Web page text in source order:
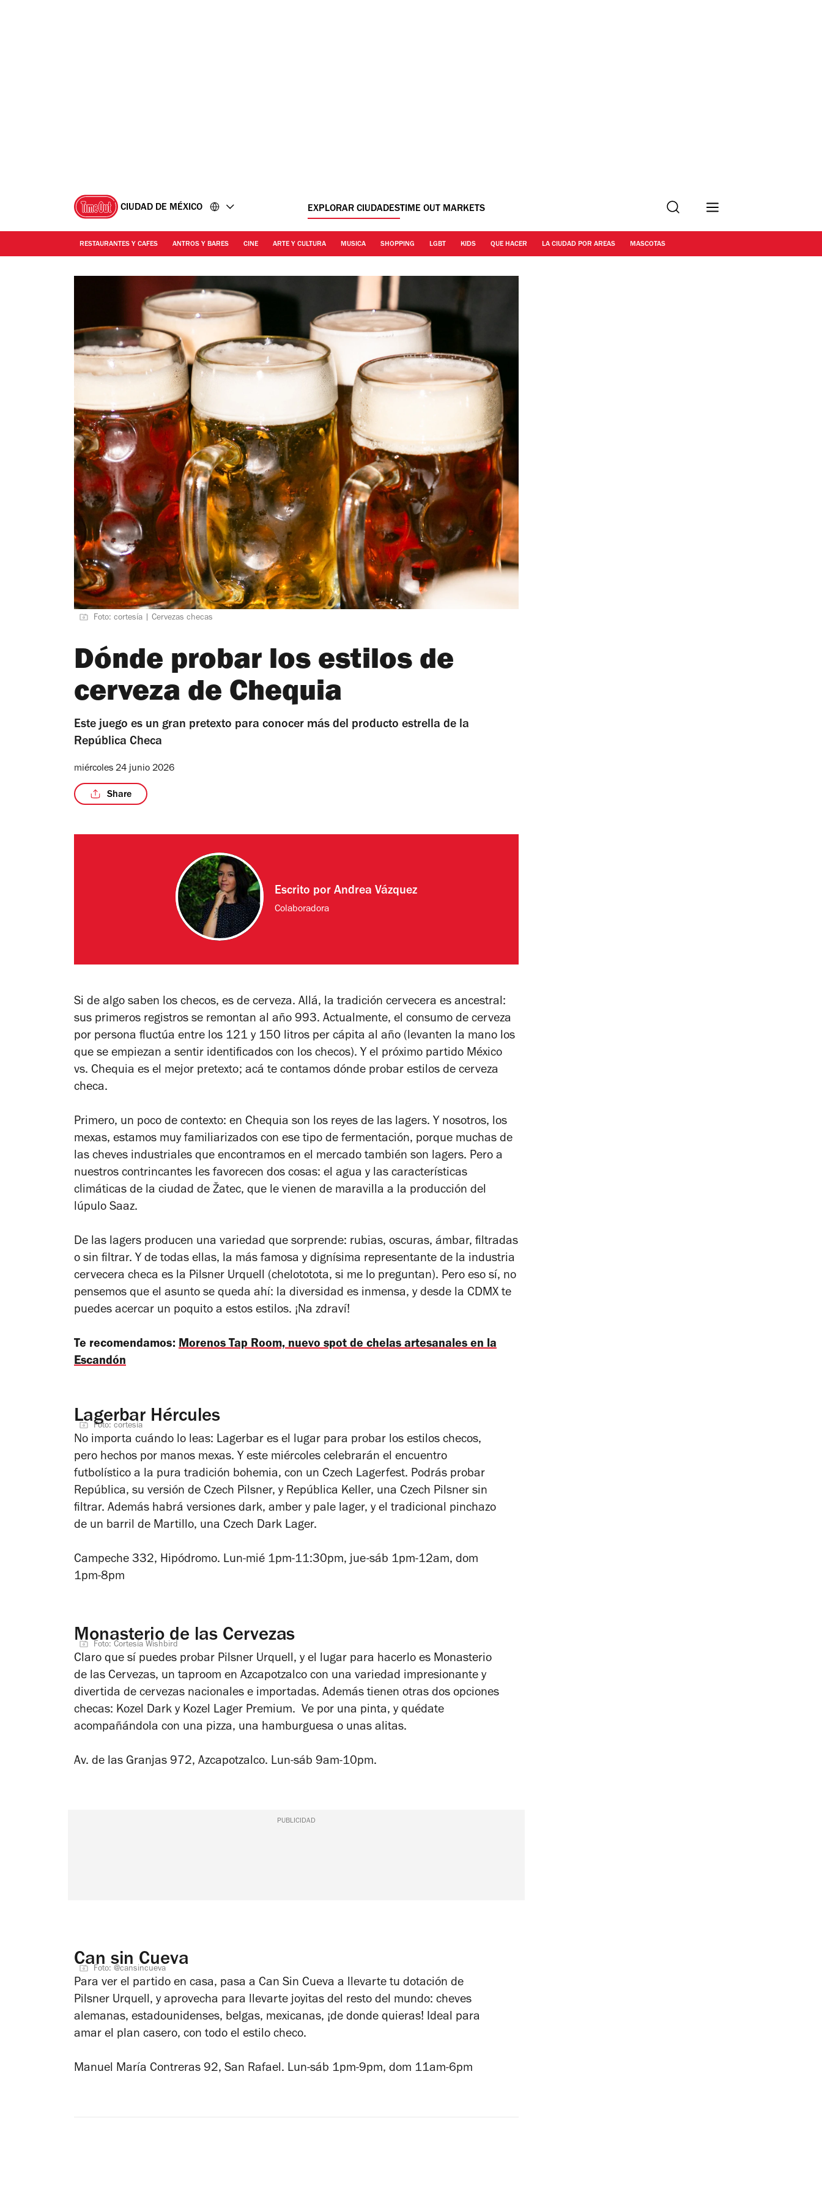
CIUDAD DE MÉXICO EXPLORAR CIUDADESTIME OUT MARKETS Buscar
RESTAURANTES Y CAFES ANTROS Y BARES CINE ARTE Y CULTURA MUSICA SHOPPING LGBT KIDS QUE HACER LA CIUDAD POR AREAS MASCOTAS
Foto: cortesía | Cervezas checas
Dónde probar los estilos de
cerveza de Chequia
Este juego es un gran pretexto para conocer más del producto estrella de la
República Checa
miércoles 24 junio 2026
Share
Escrito por Andrea Vázquez
Colaboradora
Si de algo saben los checos, es de cerveza. Allá, la tradición cervecera es ancestral:
sus primeros registros se remontan al año 993. Actualmente, el consumo de cerveza
por persona fluctúa entre los 121 y 150 litros per cápita al año (levanten la mano los
que se empiezan a sentir identificados con los checos). Y el próximo partido México
vs. Chequia es el mejor pretexto; acá te contamos dónde probar estilos de cerveza
checa.
Primero, un poco de contexto: en Chequia son los reyes de las lagers. Y nosotros, los
mexas, estamos muy familiarizados con ese tipo de fermentación, porque muchas de
las cheves industriales que encontramos en el mercado también son lagers. Pero a
nuestros contrincantes les favorecen dos cosas: el agua y las características
climáticas de la ciudad de Žatec, que le vienen de maravilla a la producción del
lúpulo Saaz.
De las lagers producen una variedad que sorprende: rubias, oscuras, ámbar, filtradas
o sin filtrar. Y de todas ellas, la más famosa y dignísima representante de la industria
cervecera checa es la Pilsner Urquell (chelototota, si me lo preguntan). Pero eso sí, no
pensemos que el asunto se queda ahí: la diversidad es inmensa, y desde la CDMX te
puedes acercar un poquito a estos estilos. ¡Na zdraví!
Te recomendamos: Morenos Tap Room, nuevo spot de chelas artesanales en la
Escandón
Lagerbar Hércules
Foto: cortesía
No importa cuándo lo leas: Lagerbar es el lugar para probar los estilos checos,
pero hechos por manos mexas. Y este miércoles celebrarán el encuentro
futbolístico a la pura tradición bohemia, con un Czech Lagerfest. Podrás probar
República, su versión de Czech Pilsner, y República Keller, una Czech Pilsner sin
filtrar. Además habrá versiones dark, amber y pale lager, y el tradicional pinchazo
de un barril de Martillo, una Czech Dark Lager.
Campeche 332, Hipódromo. Lun-mié 1pm-11:30pm, jue-sáb 1pm-12am, dom
1pm-8pm
Monasterio de las Cervezas
Foto: Cortesía Wishbird
Claro que sí puedes probar Pilsner Urquell, y el lugar para hacerlo es Monasterio
de las Cervezas, un taproom en Azcapotzalco con una variedad impresionante y
divertida de cervezas nacionales e importadas. Además tienen otras dos opciones
checas: Kozel Dark y Kozel Lager Premium. Ve por una pinta, y quédate
acompañándola con una pizza, una hamburguesa o unas alitas.
Av. de las Granjas 972, Azcapotzalco. Lun-sáb 9am-10pm.
PUBLICIDAD
Can sin Cueva
Foto: @cansincueva
Para ver el partido en casa, pasa a Can Sin Cueva a llevarte tu dotación de
Pilsner Urquell, y aprovecha para llevarte joyitas del resto del mundo: cheves
alemanas, estadounidenses, belgas, mexicanas, ¡de donde quieras! Ideal para
amar el plan casero, con todo el estilo checo.
Manuel María Contreras 92, San Rafael. Lun-sáb 1pm-9pm, dom 11am-6pm